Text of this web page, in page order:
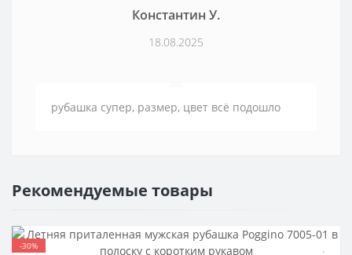
Константин У.
18.08.2025
рубашка супер, размер, цвет всё подошло
Рекомендуемые товары
-30%